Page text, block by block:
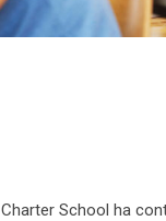
School ha